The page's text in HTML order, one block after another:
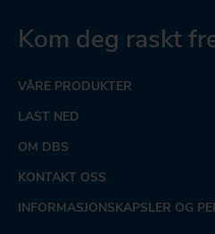
Kom deg raskt
VÅRE PRODUKTER
LAST NED
OM DBS
KONTAKT OSS
INFORMASJONSKAPSLER OG